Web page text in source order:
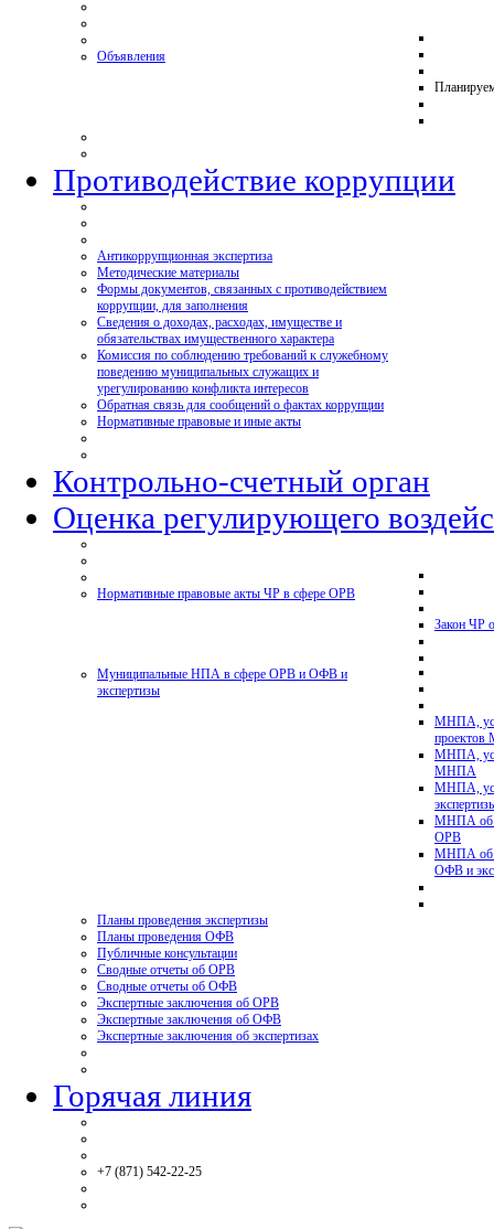
Объявления
Противодействие коррупции
Антикоррупционная экспертиза
Методические материалы
Формы документов, связанных с противодействием
коррупции, для заполнения
Сведения о доходах, расходах, имуществе и
обязательствах имущественного характера
Комиссия по соблюдению требований к служебному
поведению муниципальных служащих и
урегулированию конфликта интересов
Обратная связь для сообщений о фактах коррупции
Нормативные правовые и иные акты
Контрольно-счетный орган
Оценка регулирующего
Нормативные правовые акты ЧР в сфере ОРВ
Закон ЧР
Муниципальные НПА в сфере ОРВ и ОФВ и
экспертизы
МНПА,
МНПА,
МНПА
МНПА,
МНПА об
ОРВ
МНПА об
ОФВ и
Планы проведения экспертизы
Планы проведения ОФВ
Публичные консультации
Сводные отчеты об ОРВ
Сводные отчеты об ОФВ
Экспертные заключения об ОРВ
Экспертные заключения об ОФВ
Экспертные заключения об экспертизах
Горячая линия
+7 (871) 542-22-25